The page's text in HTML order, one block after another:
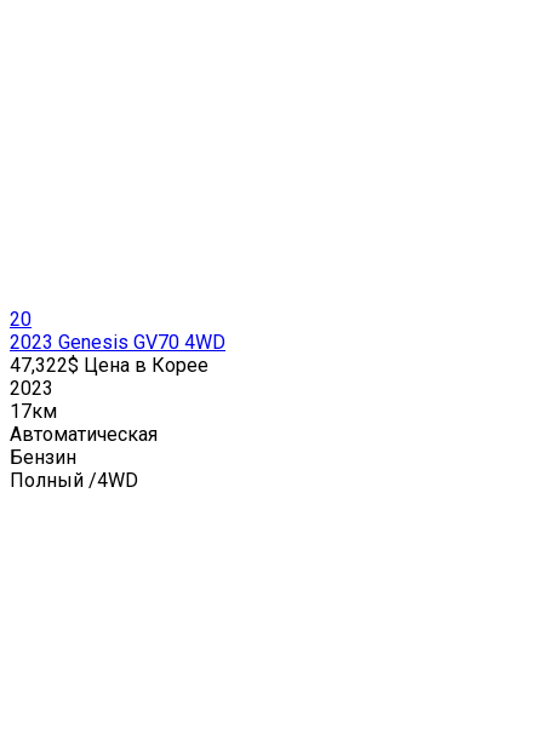
20
2023 Genesis GV70 4WD
47,322$ Цена в Корее
2023
17км
Автоматическая
Бензин
Полный /4WD